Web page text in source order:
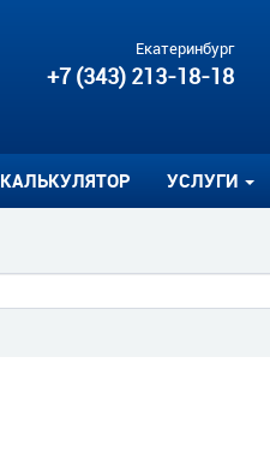
Екатеринбург
+7 (343) 213-18-18
КАЛЬКУЛЯТОР УСЛУГИ